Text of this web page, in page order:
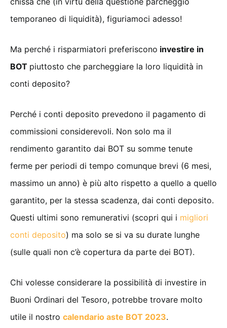
temporaneo di liquidità), figuriamoci adesso!
Ma perché i risparmiatori preferiscono investire in
BOT piuttosto che parcheggiare la loro liquidità in
conti deposito?
Perché i conti deposito prevedono il pagamento di
commissioni considerevoli. Non solo ma il
rendimento garantito dai BOT su somme tenute
ferme per periodi di tempo comunque brevi (6 mesi,
massimo un anno) è più alto rispetto a quello a quello
garantito, per la stessa scadenza, dai conti deposito.
Questi ultimi sono remunerativi (scopri qui i migliori
conti deposito) ma solo se si va su durate lunghe
(sulle quali non c’è copertura da parte dei BOT).
Chi volesse considerare la possibilità di investire in
Buoni Ordinari del Tesoro, potrebbe trovare molto
utile il nostro calendario aste BOT 2023.